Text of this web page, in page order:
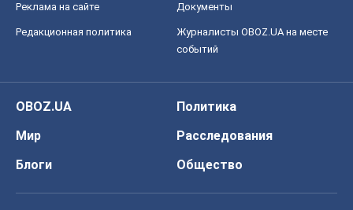
Реклама на сайте Документы
Редакционная политика
Журналисты OBOZ.UA на месте
событий
OBOZ.UA
Политика
Мир
Расследования
Блоги
Общество